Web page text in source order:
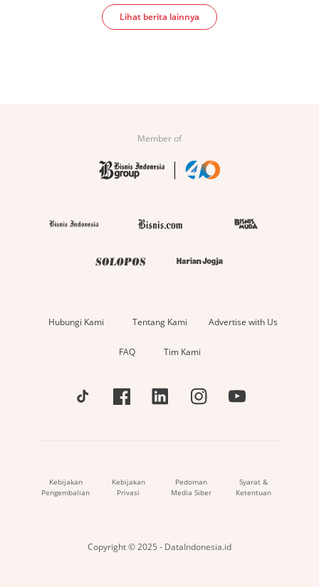
Lihat berita lainnya
Member of
Hubungi Kami Tentang Kami Advertise with Us
FAQ Tim Kami
Kebijakan
Pengembalian
Kebijakan
Privasi
Pedoman
Media Siber
Syarat &
Ketentuan
Copyright © 2025 - DataIndonesia.id